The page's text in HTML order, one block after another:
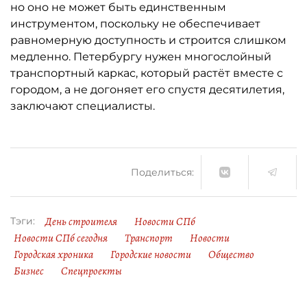
но оно не может быть единственным
инструментом, поскольку не обеспечивает
равномерную доступность и строится слишком
медленно. Петербургу нужен многослойный
транспортный каркас, который растёт вместе с
городом, а не догоняет его спустя десятилетия,
заключают специалисты.
Поделиться:
Тэги: День строителя
Новости СПб
Новости СПб сегодня
Транспорт
Новости
Городская хроника
Городские новости
Общество
Бизнес
Спецпроекты